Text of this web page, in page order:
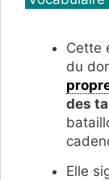
Cette
du
des
Elle